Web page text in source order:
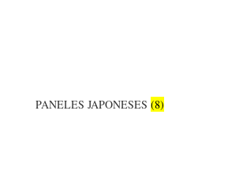
PANELES JAPONESES (8)